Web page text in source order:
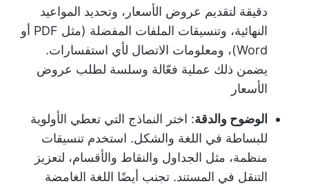
دقيقة لتقديم عروض الأسعار، وتحديد المواعيد
النهائية، وتنسيقات الملفات المفضلة (مثل PDF أو
Word)، ومعلومات الاتصال لأي استفسارات.
يضمن ذلك عملية فعّالة وسلسة لطلب عروض
الأسعار
الوضوح والدقة: اختر النماذج التي تعطي الأولوية
للبساطة في اللغة والشكل. استخدم تنسيقات
منظمة، مثل الجداول والنقاط والأقسام، لتعزيز
التنقل في المستند. تجنب أيضًا اللغة الغامضة